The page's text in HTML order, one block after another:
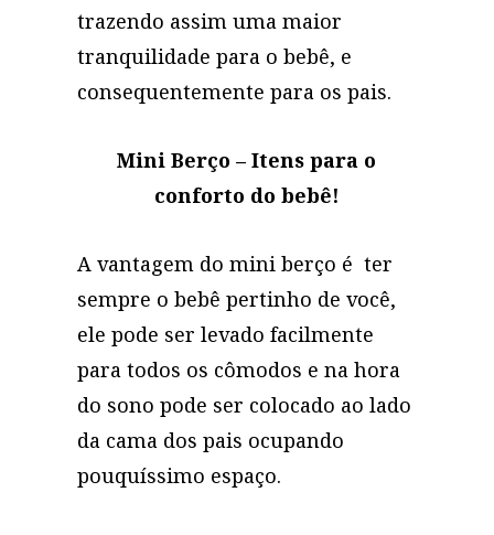
trazendo assim uma maior
tranquilidade para o bebê, e
consequentemente para os pais.
Mini Berço – Itens para o
conforto do bebê!
A vantagem do mini berço é ter
sempre o bebê pertinho de você,
ele pode ser levado facilmente
para todos os cômodos e na hora
do sono pode ser colocado ao lado
da cama dos pais ocupando
pouquíssimo espaço.